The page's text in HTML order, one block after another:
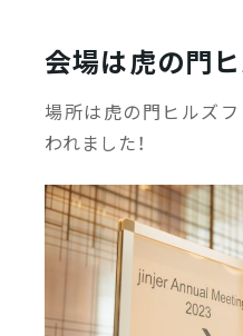
仕事・チーム
＃新卒先輩座談会｜「ぶっ
ちゃけどうなの？」25新卒
の”今”に迫ってみた
会場は虎の門ヒ
場所は虎の門ヒルズ
われました！